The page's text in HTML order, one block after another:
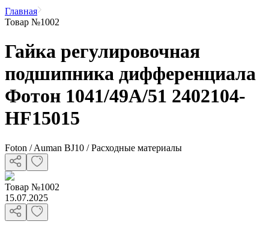
Главная
Товар №1002
Гайка регулировочная
подшипника дифференциала
Фотон 1041/49A/51 2402104-
HF15015
Foton / Auman BJ10 / Расходные материалы
Товар №1002
15.07.2025